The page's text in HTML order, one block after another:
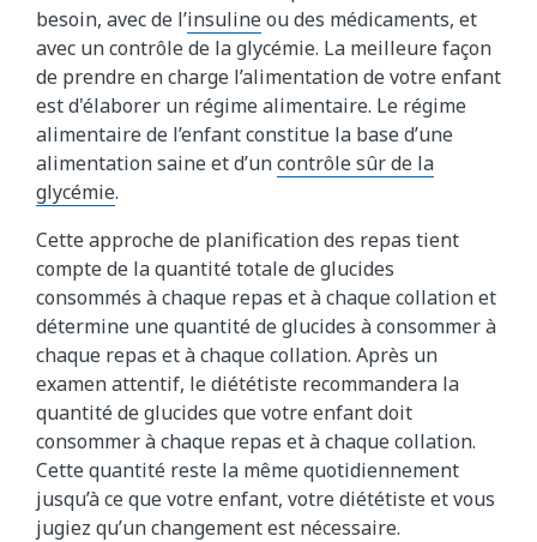
besoin, avec de l’insulineou des médicaments, et
avec un contrôle de la glycémie. La meilleure façon
de prendre en charge l’alimentation de votre enfant
est d'élaborer un régime alimentaire. Le régime
alimentaire de l’enfant constitue la base d’une
alimentation saine et d’uncontrôle sûr de la
glycémie.
Cette approche de planification des repas tient
compte de la quantité totale de glucides
consommés à chaque repas et à chaque collation et
détermine une quantité de glucides à consommer à
chaque repas et à chaque collation. Après un
examen attentif, le diététiste recommandera la
quantité de glucides que votre enfant doit
consommer à chaque repas et à chaque collation.
Cette quantité reste la même quotidiennement
jusqu’à ce que votre enfant, votre diététiste et vous
jugiez qu’un changement est nécessaire.